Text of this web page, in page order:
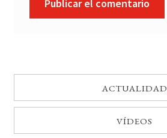
ACTUALIDAD
VÍDEOS